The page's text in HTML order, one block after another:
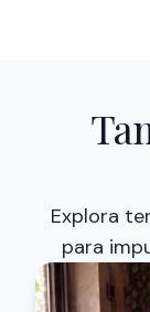
Explora
para